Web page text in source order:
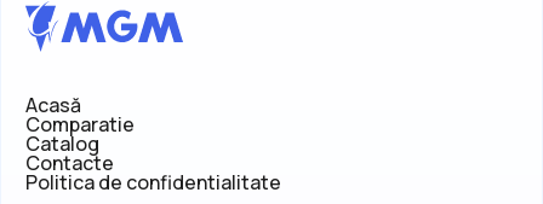
Acasă
Comparatie
Catalog
Contacte
Politica de confidentialitate